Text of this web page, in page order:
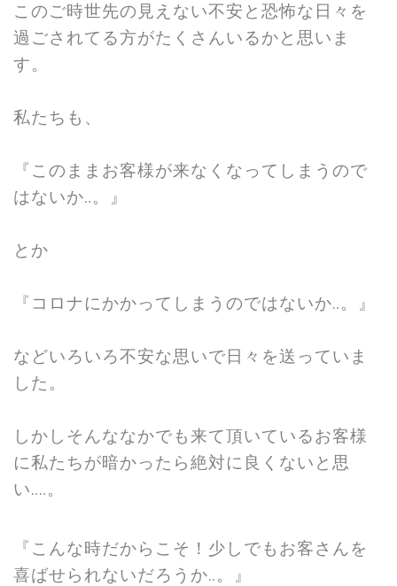
このご時世先の見えない不安と恐怖な日々を
過ごされてる方がたくさんいるかと思いま
す。
私たちも、
『このままお客様が来なくなってしまうので
はないか‥。』
とか
『コロナにかかってしまうのではないか‥。』
などいろいろ不安な思いで日々を送っていま
した。
しかしそんななかでも来て頂いているお客様
に私たちが暗かったら絶対に良くないと思
い‥‥。
『こんな時だからこそ！少しでもお客さんを
喜ばせられないだろうか‥。』